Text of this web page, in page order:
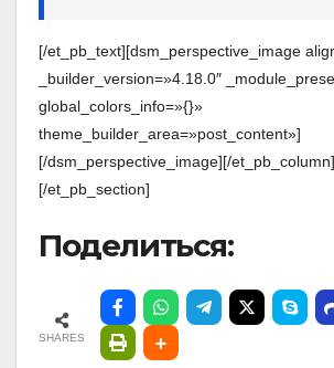
[/et_pb_text][dsm_perspective_image
_builder_version=»4.18.0″
global_colors_info=»{}»
theme_builder_area=»post_content»]
[/dsm_perspective_image][/
[/et_pb_section]
Поделиться:
SHARES